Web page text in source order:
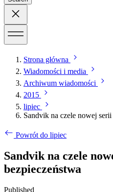
Strona główna
Wiadomości i media
Archiwum wiadomości
2015
lipiec
Sandvik na czele nowej
Powrót do lipiec
Sandvik na czele
bezpieczeństwa
Published